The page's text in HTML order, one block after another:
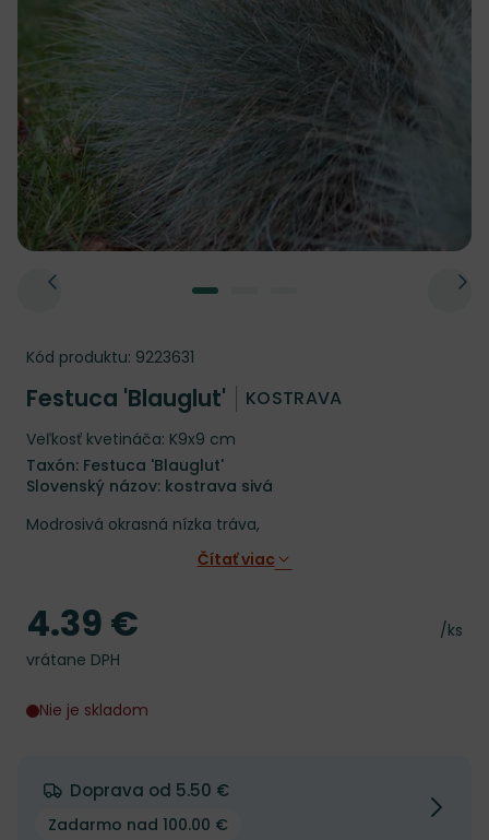
Kód produktu: 9223631
Festuca 'Blauglut' KOSTRAVA
Veľkosť kvetináča: K9x9 cm
Taxón: Festuca 'Blauglut'
Slovenský názov: kostrava sivá
Modrosivá okrasná nízka tráva,
Čítať viac
Cena
/ks
Cena
4.39 €
vrátane DPH
Nie je skladom
Doprava od 5.50 €
Zadarmo nad 100.00 €